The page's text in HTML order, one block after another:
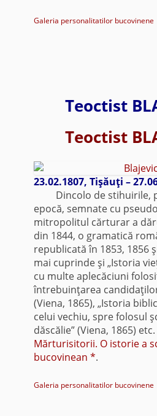
Galeria personalitatilor bucovinene
Teoctist
Teoctist
23.02.1807, Tişăuţi –
Dincolo de stihuirile,
epocă, semnate cu
mitropolitul cărturar a
din 1844, o gramatică
republicată în 1853, 1856
mai cuprinde şi „Istoria
cu multe aplecăciuni
întrebuinţarea
(Viena, 1865), „Istoria
celui vechiu, spre folosul
dăscălie” (Viena, 1865)
Mărturisitorii. O istorie a
bucovinean *.
Galeria personalitatilor bucovinene